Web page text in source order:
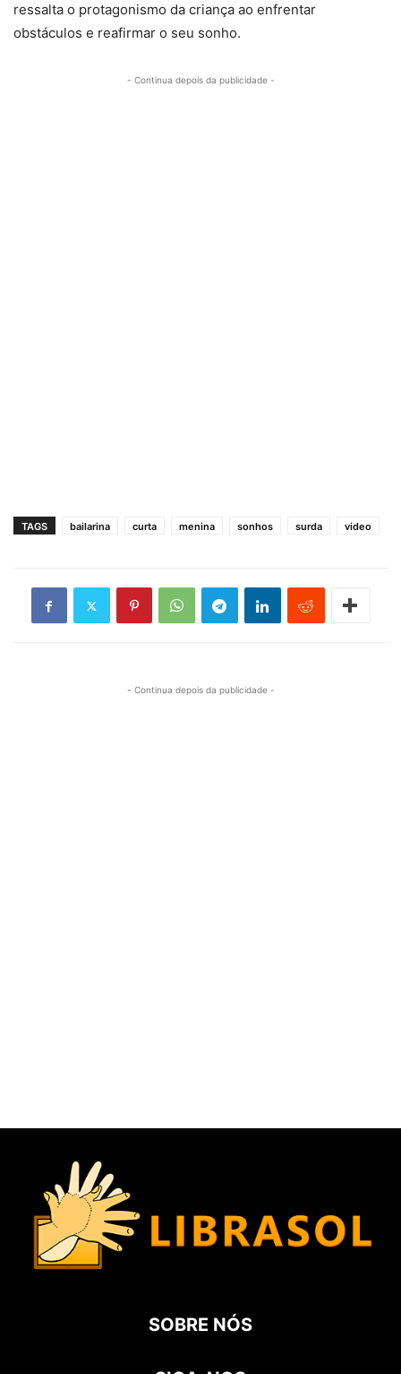
ressalta o protagonismo da criança ao enfrentar
obstáculos e reafirmar o seu sonho.
- Continua depois da publicidade -
TAGS bailarina curta menina sonhos surda video
- Continua depois da publicidade -
SOBRE NÓS